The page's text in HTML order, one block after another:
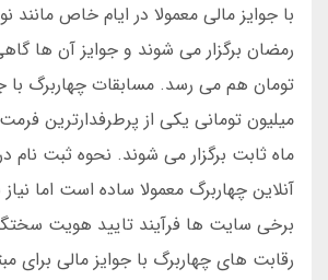
با جوایز مالی معمولا در ایام خاص مانند
میلیون تومانی یکی از پرطرفدارترین
ماه ثابت برگزار می شوند. نحوه ثبت نام
آنلاین چهاربرگ معمولا ساده است اما
برخی سایت ها فرآیند تایید هویت
رقابت های چهاربرگ با جوایز مالی برای